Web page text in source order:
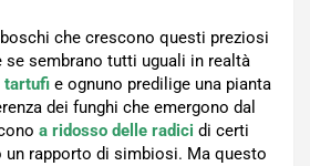
che crescono questi preziosi
se sembrano tutti uguali in realtà
tartufi e ognuno predilige una pianta
dei funghi che emergono dal
a ridosso delle radici di certi
un rapporto di simbiosi. Ma questo